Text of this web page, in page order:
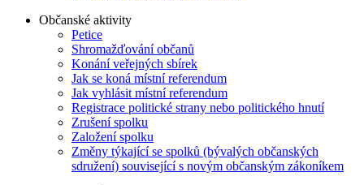
Občanské aktivity
Petice
Shromažďování občanů
Konání veřejných sbírek
Jak se koná místní referendum
Jak vyhlásit místní referendum
Registrace politické strany nebo politického hnutí
Zrušení spolku
Založení spolku
Změny týkající se spolků (bývalých občanských
sdružení) související s novým občanským zákoníkem